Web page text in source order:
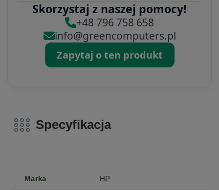
Skorzystaj z naszej pomocy!
+48 796 758 658
info@greencomputers.pl
Zapytaj o ten produkt
Specyfikacja
Marka HP